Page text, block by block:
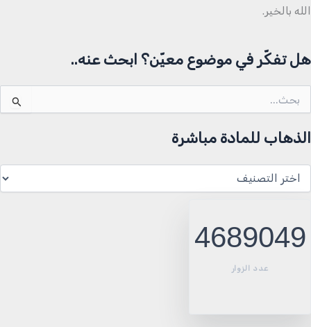
الله بالخير.
هل تفكّر في موضوع معيّن؟ ابحث عنه..
عن:
الذهاب للمادة مباشرة
للمادة
4689049
عدد الزوار